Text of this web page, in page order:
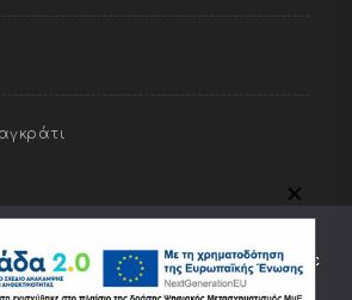
για την καλύτερη πλοήγηση στον
"Οk" συναινείτε στη χρήση cookies σε
Πατώντας "Ελαχ." θα γίνει χρήση μόνο
✕